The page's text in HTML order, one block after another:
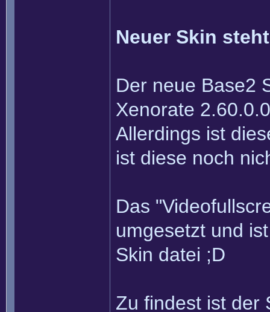
Neuer Skin
Der neue Base2
Xenorate
Allerdings ist
ist diese noch
Das
umgesetzt und
Skin datei ;D
Zu findest ist der